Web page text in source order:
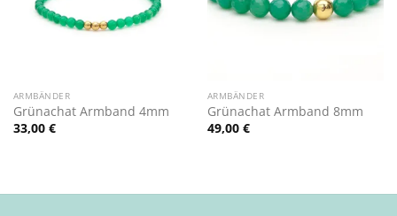
ARMBÄNDER
Grünachat Armband 4mm
33,00 €
ARMBÄNDER
Grünachat Armband 8mm
49,00 €